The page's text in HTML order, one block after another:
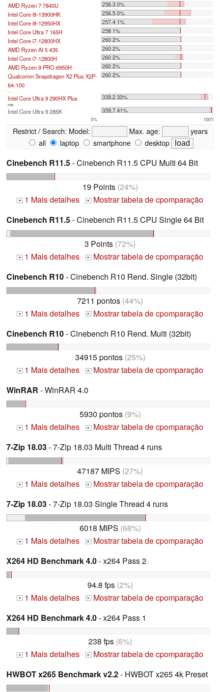
AMD Ryzen 7 7840U
256.3 0%
Intel Core i9-13900HK
256.5 0%
Intel Core i9-12950HX
257.4 1%
Intel Core Ultra 7 165H
258 1%
Intel Core i7-12800HX
260 2%
AMD Ryzen AI 5 435
260 2%
Intel Core i7-12800H
260 2%
AMD Ryzen 9 PRO 6950H
260 2%
Qualcomm Snapdragon X2 Plus X2P-
64-100
260 2%
...
Intel Core Ultra 9 290HX Plus 339.2 33%
max:
Intel Core Ultra 9 285K 359.7 41%
0% 100%
Restrict / Search: Model: Max. age:
years
all
laptop smartphone desktop
Cinebench R11.5- Cinebench R11.5 CPU Multi 64 Bit
19 Points(24%)
+ 1 Mais detalhes + Mostrar tabela de cpomparação
Cinebench R11.5- Cinebench R11.5 CPU Single 64 Bit
3 Points (72%)
+ 1 Mais detalhes + Mostrar tabela de cpomparação
Cinebench R10- Cinebench R10 Rend. Single (32bit)
7211 pontos (44%)
+ 1 Mais detalhes + Mostrar tabela de cpomparação
Cinebench R10- Cinebench R10 Rend. Multi (32bit)
34915 pontos(25%)
+ 1 Mais detalhes + Mostrar tabela de cpomparação
WinRAR - WinRAR 4.0
5930 pontos(9%)
+ 1 Mais detalhes + Mostrar tabela de cpomparação
7-Zip 18.03- 7-Zip 18.03 Multi Thread 4 runs
47187 MIPS (27%)
+ 1 Mais detalhes + Mostrar tabela de cpomparação
7-Zip 18.03- 7-Zip 18.03 Single Thread 4 runs
6018 MIPS (68%)
+ 1 Mais detalhes + Mostrar tabela de cpomparação
X264 HD Benchmark 4.0- x264 Pass 2
94.8 fps(2%)
+ 1 Mais detalhes + Mostrar tabela de cpomparação
X264 HD Benchmark 4.0- x264 Pass 1
238 fps(6%)
+ 1 Mais detalhes + Mostrar tabela de cpomparação
HWBOT x265 Benchmark v2.2- HWBOT x265 4k Preset